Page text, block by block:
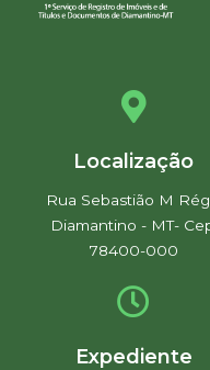
Localização
Rua Sebastião M
Diamantino - MT-
78400-000
Expediente